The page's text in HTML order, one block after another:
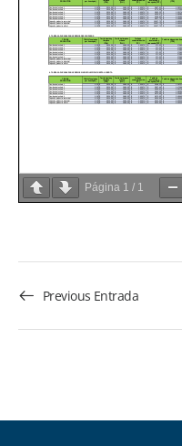
Página 1 / 1
Previous Entrada